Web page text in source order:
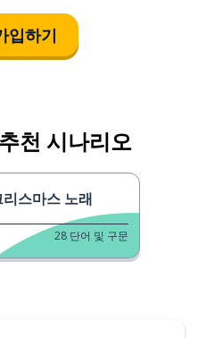
입하기
천 시나리오
스마스 노래
28 단어 및 구문